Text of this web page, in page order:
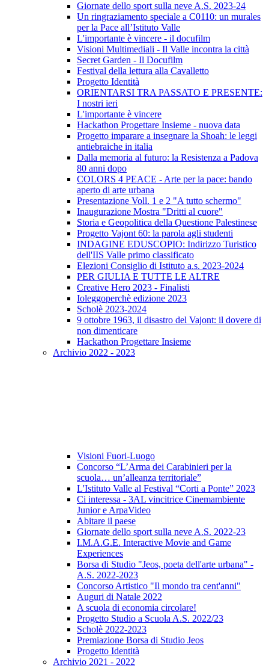
Giornate dello sport sulla neve A.S. 2023-24
Un ringraziamento speciale a C0110: un murales
per la Pace all’Istituto Valle
L'importante è vincere - il docufilm
Visioni Multimediali - Il Valle incontra la città
Secret Garden - Il Docufilm
Festival della lettura alla Cavalletto
Progetto Identità
ORIENTARSI TRA PASSATO E PRESENTE:
I nostri ieri
L'importante è vincere
Hackathon Progettare Insieme - nuova data
Progetto imparare a insegnare la Shoah: le leggi
antiebraiche in italia
Dalla memoria al futuro: la Resistenza a Padova
80 anni dopo
COLORS 4 PEACE - Arte per la pace: bando
aperto di arte urbana
Presentazione Voll. 1 e 2 "A tutto schermo"
Inaugurazione Mostra "Dritti al cuore"
Storia e Geopolitica della Questione Palestinese
Progetto Vajont 60: la parola agli studenti
INDAGINE EDUSCOPIO: Indirizzo Turistico
dell'IIS Valle primo classificato
Elezioni Consiglio di Istituto a.s. 2023-2024
PER GIULIA E TUTTE LE ALTRE
Creative Hero 2023 - Finalisti
Ioleggoperchè edizione 2023
Scholè 2023-2024
9 ottobre 1963, il disastro del Vajont: il dovere di
non dimenticare
Hackathon Progettare Insieme
Archivio 2022 - 2023
Visioni Fuori-Luogo
Concorso “L’Arma dei Carabinieri per la
scuola… un’alleanza territoriale”
L'Istituto Valle al Festival “Corti a Ponte” 2023
Ci interessa - 3AL vincitrice Cinemambiente
Junior e ArpaVideo
Abitare il paese
Giornate dello sport sulla neve A.S. 2022-23
I.M.A.G.E. Interactive Movie and Game
Experiences
Borsa di Studio "Jeos, poeta dell'arte urbana" -
A.S. 2022-2023
Concorso Artistico "Il mondo tra cent'anni"
Auguri di Natale 2022
A scuola di economia circolare!
Progetto Studio a Scuola A.S. 2022/23
Scholè 2022-2023
Premiazione Borsa di Studio Jeos
Progetto Identità
Archivio 2021 - 2022